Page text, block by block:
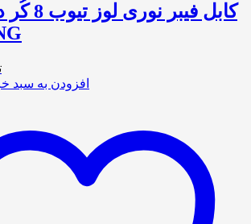
کابل
افزودن به سبد